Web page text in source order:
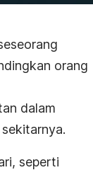
orang
dalam
seperti